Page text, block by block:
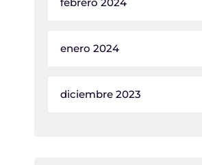
enero 2024
diciembre 2023